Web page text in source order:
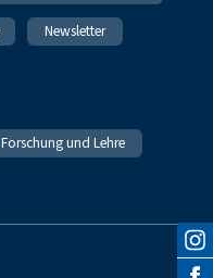
Newsletter
Forschung und Lehre